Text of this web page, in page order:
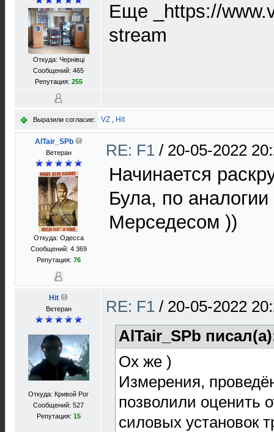
Откуда: Чернівці
Сообщений: 465
Репутация: 255
Еще _https://
stream
Выразили согласие: VZ , Hit
AlTair_SPb
Ветеран
Откуда: Одесса
Сообщений: 4 369
Репутация: 76
RE: F1 / 20-05-2022
Начинается
Була, по
Мерседесом ))
Hit
Ветеран
Откуда: Кривой Рог
Сообщений: 527
Репутация: 15
RE: F1 / 20-05-2022
AlTair_SPb
Ох же )
Измерения,
позволили оценить
силовых установок